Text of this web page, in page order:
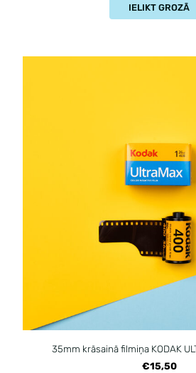
IELIKT GROZĀ
35mm krāsainā filmiņa KODAK
€15,50